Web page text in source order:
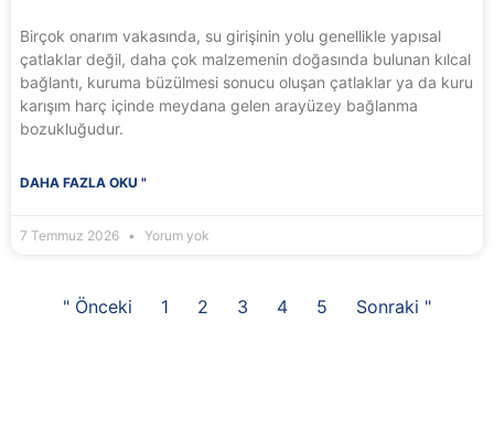
Birçok onarım vakasında, su girişinin yolu genellikle yapısal
çatlaklar değil, daha çok malzemenin doğasında bulunan kılcal
bağlantı, kuruma büzülmesi sonucu oluşan çatlaklar ya da kuru
karışım harç içinde meydana gelen arayüzey bağlanma
bozukluğudur.
DAHA FAZLA OKU "
7 Temmuz 2026 Yorum yok
" Önceki 1 2 3 4 5 Sonraki "